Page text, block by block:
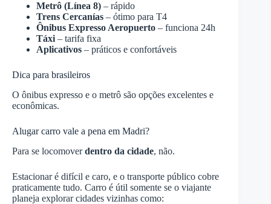
Metrô (Línea 8) – rápido
Trens Cercanías – ótimo para T4
Ônibus Expresso Aeropuerto – funciona 24h
Táxi – tarifa fixa
Aplicativos – práticos e confortáveis
Dica para brasileiros
O ônibus expresso e o metrô são opções excelentes e
econômicas.
Alugar carro vale a pena em Madri?
Para se locomoverdentro da cidade, não.
Estacionar é difícil e caro, e o transporte público cobre
praticamente tudo. Carro é útil somente se o viajante
planeja explorar cidades vizinhas como: